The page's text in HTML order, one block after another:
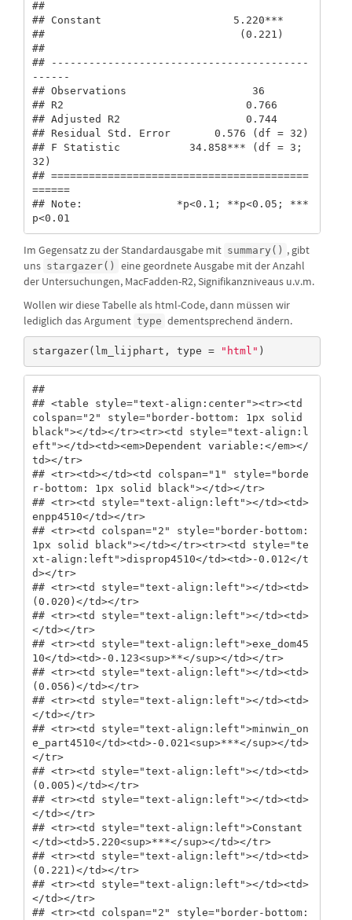
##
## Constant                     5.220***
##                               (0.221)
##
## -----------------------------------------
------
## Observations                    36
## R2                             0.766
## Adjusted R2                    0.744
## Residual Std. Error       0.576 (df = 32)
## F Statistic           34.858*** (df = 3;
32)
## =========================================
======
## Note:               *p<0.1; **p<0.05; ***
p<0.01
Im Gegensatz zu der Standardausgabe mit summary() , gibt
uns stargazer()
eine geordnete Ausgabe mit der Anzahl
der Untersuchungen, MacFadden-R2, Signifikanzniveaus u.v.m.
Wollen wir diese Tabelle als html-Code, dann müssen wir
lediglich das Argument type dementsprechend ändern.
stargazer(lm_lijphart, type = "html" )
##
## <table style="text-align:center"><tr><td
colspan="2" style="border-bottom: 1px solid
black"></td></tr><tr><td style="text-align:l
eft"></td><td><em>Dependent variable:</em></
td></tr>
## <tr><td></td><td colspan="1" style="borde
r-bottom: 1px solid black"></td></tr>
## <tr><td style="text-align:left"></td><td>
enpp4510</td></tr>
## <tr><td colspan="2" style="border-bottom:
1px solid black"></td></tr><tr><td style="te
xt-align:left">disprop4510</td><td>-0.012</t
d></tr>
## <tr><td style="text-align:left"></td><td>
(0.020)</td></tr>
## <tr><td style="text-align:left"></td><td>
</td></tr>
## <tr><td style="text-align:left">exe_dom45
10</td><td>-0.123<sup>**</sup></td></tr>
## <tr><td style="text-align:left"></td><td>
(0.056)</td></tr>
## <tr><td style="text-align:left"></td><td>
</td></tr>
## <tr><td style="text-align:left">minwin_on
e_part4510</td><td>-0.021<sup>***</sup></td>
</tr>
## <tr><td style="text-align:left"></td><td>
(0.005)</td></tr>
## <tr><td style="text-align:left"></td><td>
</td></tr>
## <tr><td style="text-align:left">Constant
</td><td>5.220<sup>***</sup></td></tr>
## <tr><td style="text-align:left"></td><td>
(0.221)</td></tr>
## <tr><td style="text-align:left"></td><td>
</td></tr>
## <tr><td colspan="2" style="border-bottom: